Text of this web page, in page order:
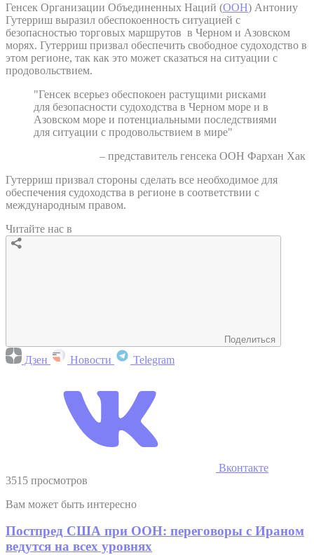
Генсек Организации Объединенных Наций (ООН) Антониу
Гутерриш выразил обеспокоенность ситуацией с
безопасностью торговых маршрутов в Черном и Азовском
морях. Гутерриш призвал обеспечить свободное судоходство в
этом регионе, так как это может сказаться на ситуации с
продовольствием.
"Генсек всерьез обеспокоен растущими рисками
для безопасности судоходства в Черном море и в
Азовском море и потенциальными последствиями
для ситуации с продовольствием в мире"
– представитель генсека ООН Фархан Хак
Гутерриш призвал стороны сделать все необходимое для
обеспечения судоходства в регионе в соответствии с
международным правом.
Читайте нас в
Поделиться
Дзен Новости Telegram
Вконтакте
3515 просмотров
Вам может быть интересно
Постпред США при ООН: переговоры с Ираном
ведутся на всех уровнях